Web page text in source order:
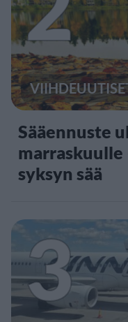
Sääennuste
syksyn sää
3